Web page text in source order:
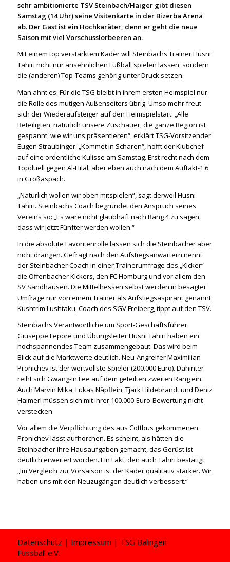
sehr ambitionierte TSV Steinbach/Haiger gibt diesen
Samstag (14 Uhr) seine Visitenkarte in der Bizerba Arena
ab. Der Gast ist ein Hochkaräter, denn er geht die neue
Saison mit viel Vorschusslorbeeren an.
Mit einem top verstärktem Kader will Steinbachs Trainer Hüsni
Tahiri nicht nur ansehnlichen Fußball spielen lassen, sondern
die (anderen) Top-Teams gehörig unter Druck setzen.
Man ahnt es: Für die TSG bleibt in ihrem ersten Heimspiel nur
die Rolle des mutigen Außenseiters übrig. Umso mehr freut
sich der Wiederaufsteiger auf den Heimspielstart: „Alle
Beteiligten, natürlich unsere Zuschauer, die ganze Region ist
gespannt, wie wir uns präsentieren“, erklärt TSG-Vorsitzender
Eugen Straubinger. „Kommet in Scharen“, hofft der Klubchef
auf eine ordentliche Kulisse am Samstag. Erst recht nach dem
Topduell gegen Al-Hilal, aber eben auch nach dem Auftakt-1:6
in Großaspach.
„Natürlich wollen wir oben mitspielen“, sagt derweil Hüsni
Tahiri. Steinbachs Coach begründet den Anspruch seines
Vereins so: „Es wäre nicht glaubhaft nach Rang 4 zu sagen,
dass wir jetzt Fünfter werden wollen.“
In die absolute Favoritenrolle lassen sich die Steinbacher aber
nicht drängen. Gefragt nach den Aufstiegsanwärtern nennt
der Steinbacher Coach in einer Trainerumfrage des „Kicker“
die Offenbacher Kickers, den FC Homburg und vor allem den
SV Sandhausen. Die Mittelhessen selbst werden in besagter
Umfrage nur von einem Trainer als Aufstiegsaspirant genannt:
Kushtrim Lushtaku, Coach des SGV Freiberg, tippt auf den TSV.
Steinbachs Verantwortliche um Sport-Geschäftsführer
Giuseppe Lepore und Übungsleiter Hüsni Tahiri haben ein
hochspannendes Team zusammengebaut. Das wird beim
Blick auf die Marktwerte deutlich. Neu-Angreifer Maximilian
Pronichev ist der wertvollste Spieler (200.000 Euro). Dahinter
reiht sich Gwang-in Lee auf dem geteilten zweiten Rang ein.
Auch Marvin Mika, Lukas Näpflein, Tjark Hildebrandt und Deniz
Haimerl müssen sich mit ihrer 100.000-Euro-Bewertung nicht
verstecken.
Vor allem die Verpflichtung des aus Cottbus gekommenen
Pronichev lässt aufhorchen. Es scheint, als hätten die
Steinbacher ihre Hausaufgaben gemacht, das Gerüst ist
deutlich erweitert worden. Ein Fakt, den auch Tahiri bestätigt:
„Im Vergleich zur Vorsaison ist der Kader qualitativ stärker. Wir
haben uns mit den Neuzugängen deutlich verbessert.“
Datenschutz | Impressum | TSG Balingen
Fussball e.V.